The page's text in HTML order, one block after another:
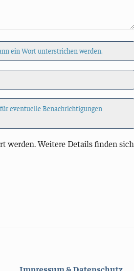
ein Wort unterstrichen werden.
eventuelle Benachrichtigungen
werden. Weitere Details finden sich